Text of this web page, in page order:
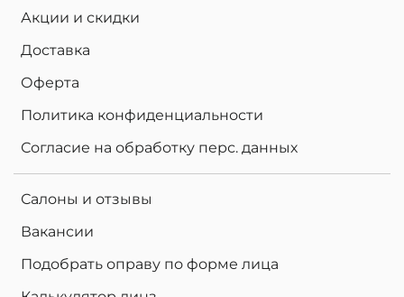
Акции и скидки
Доставка
Оферта
Политика конфиденциальности
Согласие на обработку перс. данных
Салоны и отзывы
Вакансии
Подобрать оправу по форме лица